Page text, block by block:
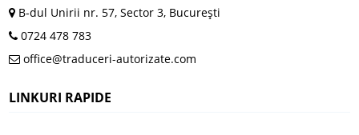
B-dul Unirii nr. 57, Sector 3, Bucureşti
0724 478 783
office@traduceri-autorizate.com
LINKURI RAPIDE